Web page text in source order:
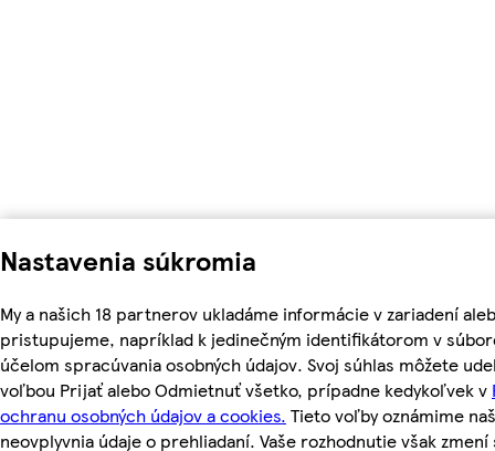
Nastavenia súkromia
My a našich 18 partnerov ukladáme informácie v zariadení
pristupujeme, napríklad k jedinečným identifikátorom v
účelom spracúvania osobných údajov. Svoj súhlas môžete
voľbou Prijať alebo Odmietnuť všetko, prípadne kedykoľvek v
ochranu osobných údajov a cookies. Tieto voľby oznámime
neovplyvnia údaje o prehliadaní. Vaše rozhodnutie však zmení